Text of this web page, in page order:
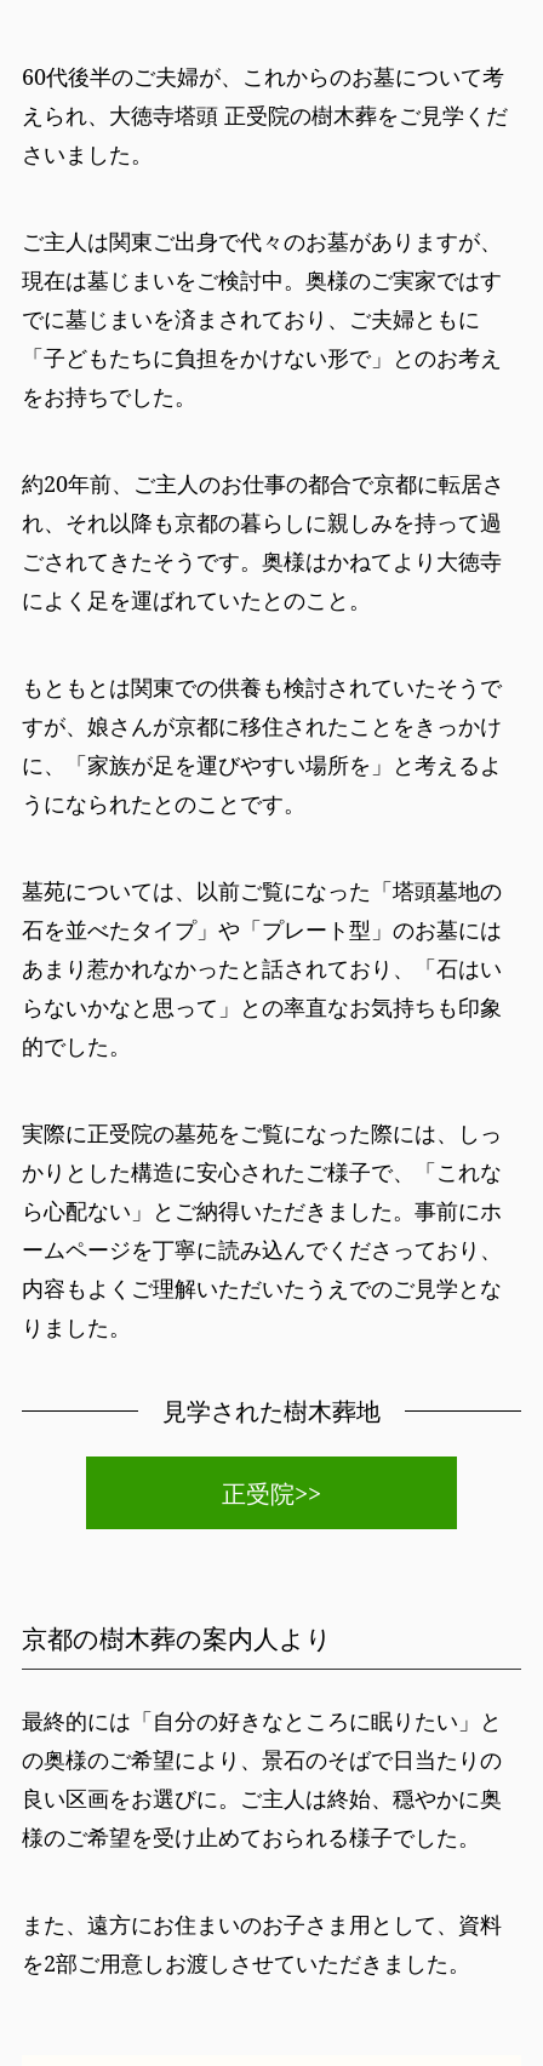
60代後半のご夫婦が、これからのお墓について考
えられ、大徳寺塔頭 正受院の樹木葬をご見学くだ
さいました。
ご主人は関東ご出身で代々のお墓がありますが、
現在は墓じまいをご検討中。奥様のご実家ではす
でに墓じまいを済まされており、ご夫婦ともに
「子どもたちに負担をかけない形で」とのお考え
をお持ちでした。
約20年前、ご主人のお仕事の都合で京都に転居さ
れ、それ以降も京都の暮らしに親しみを持って過
ごされてきたそうです。奥様はかねてより大徳寺
によく足を運ばれていたとのこと。
もともとは関東での供養も検討されていたそうで
すが、娘さんが京都に移住されたことをきっかけ
に、「家族が足を運びやすい場所を」と考えるよ
うになられたとのことです。
墓苑については、以前ご覧になった「塔頭墓地の
石を並べたタイプ」や「プレート型」のお墓には
あまり惹かれなかったと話されており、「石はい
らないかなと思って」との率直なお気持ちも印象
的でした。
実際に正受院の墓苑をご覧になった際には、しっ
かりとした構造に安心されたご様子で、「これな
ら心配ない」とご納得いただきました。事前にホ
ームページを丁寧に読み込んでくださっており、
内容もよくご理解いただいたうえでのご見学とな
りました。
見学された樹木葬地
正受院>>
京都の樹木葬の案内人より
最終的には「自分の好きなところに眠りたい」と
の奥様のご希望により、景石のそばで日当たりの
良い区画をお選びに。ご主人は終始、穏やかに奥
様のご希望を受け止めておられる様子でした。
また、遠方にお住まいのお子さま用として、資料
を2部ご用意しお渡しさせていただきました。